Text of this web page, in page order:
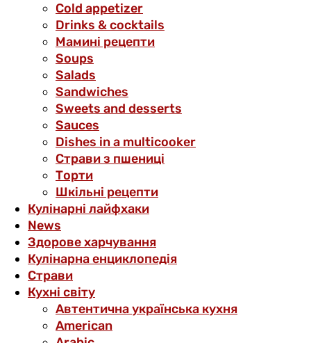
Cold appetizer
Drinks & cocktails
Мамині рецепти
Soups
Salads
Sandwiches
Sweets and desserts
Sauces
Dishes in a multicooker
Страви з пшениці
Торти
Шкільні рецепти
Кулінарні лайфхаки
News
Здорове харчування
Кулінарна енциклопедія
Страви
Кухні світу
Автентична українська кухня
American